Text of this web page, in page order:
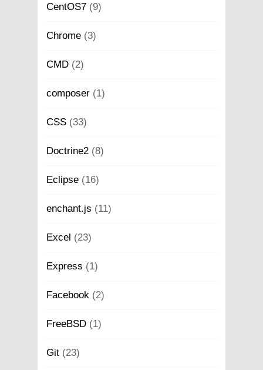
CentOS7 (9)
Chrome (3)
CMD (2)
composer (1)
CSS (33)
Doctrine2 (8)
Eclipse (16)
enchant.js (11)
Excel (23)
Express (1)
Facebook (2)
FreeBSD (1)
Git (23)